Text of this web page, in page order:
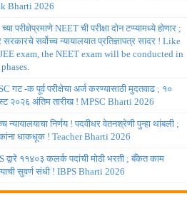
Bharti 2026
परीक्षेप्रमाणे NEET ची परीक्षा दोन टप्प्यामध्ये होणार ;
सर्वोच्च न्यायालयात प्रतिज्ञापत्र सादर ! Like
exam, the NEET exam will be conducted in
गट -क पूर्व परीक्षेचा अर्ज करण्यासाठी मुदतवाढ ; १०
२०२६ अंतिम तारीख ! MPSC Bharti 2026
न्यायालयाचा निर्णय ! पदवीधर वेतनश्रेणी पुन्हा थांबली ;
धाकधूक ! Teacher Bharti 2026
द्वारे ११४०३ कलर्क पदांची मोठी भरती ; बँकेत काम
सुवर्ण संधी ! IBPS Bharti 2026